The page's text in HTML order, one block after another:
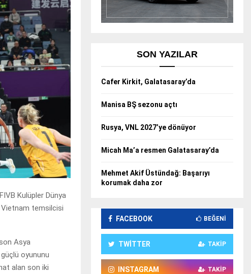
Kulüpler Dünya
Vietnam temsilcisi
Asya
oyununu
alan son iki
SON YAZILAR
Cafer Kirkit, Galatasaray’da
Manisa BŞ sezonu açtı
Rusya, VNL 2027’ye dönüyor
Micah Ma’a resmen Galatasaray’da
Mehmet Akif Üstündağ: Başarıyı
korumak daha zor
FACEBOOK BEĞENI
TWITTER TAKIP
INSTAGRAM TAKIP